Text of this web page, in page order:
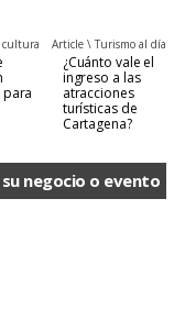
cultura
para
Article \ Turismo al día
¿Cuánto vale el
ingreso a las
atracciones
turísticas de
Cartagena?
negocio o evento